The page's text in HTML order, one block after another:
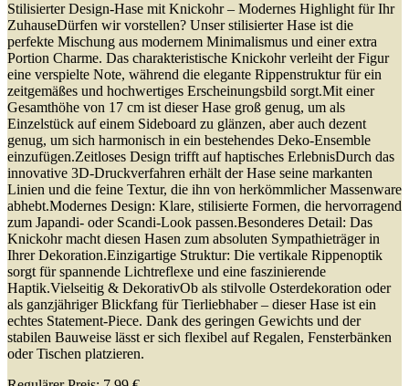
Stilisierter Design-Hase mit Knickohr – Modernes Highlight für Ihr
ZuhauseDürfen wir vorstellen? Unser stilisierter Hase ist die
perfekte Mischung aus modernem Minimalismus und einer extra
Portion Charme. Das charakteristische Knickohr verleiht der Figur
eine verspielte Note, während die elegante Rippenstruktur für ein
zeitgemäßes und hochwertiges Erscheinungsbild sorgt.Mit einer
Gesamthöhe von 17 cm ist dieser Hase groß genug, um als
Einzelstück auf einem Sideboard zu glänzen, aber auch dezent
genug, um sich harmonisch in ein bestehendes Deko-Ensemble
einzufügen.Zeitloses Design trifft auf haptisches ErlebnisDurch das
innovative 3D-Druckverfahren erhält der Hase seine markanten
Linien und die feine Textur, die ihn von herkömmlicher Massenware
abhebt.Modernes Design: Klare, stilisierte Formen, die hervorragend
zum Japandi- oder Scandi-Look passen.Besonderes Detail: Das
Knickohr macht diesen Hasen zum absoluten Sympathieträger in
Ihrer Dekoration.Einzigartige Struktur: Die vertikale Rippenoptik
sorgt für spannende Lichtreflexe und eine faszinierende
Haptik.Vielseitig & DekorativOb als stilvolle Osterdekoration oder
als ganzjähriger Blickfang für Tierliebhaber – dieser Hase ist ein
echtes Statement-Piece. Dank des geringen Gewichts und der
stabilen Bauweise lässt er sich flexibel auf Regalen, Fensterbänken
oder Tischen platzieren.